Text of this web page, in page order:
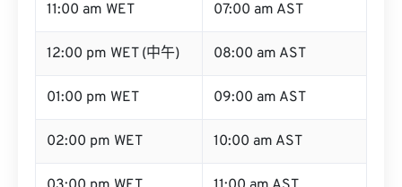
11:00 am WET 07:00 am AST
12:00 pm WET (中午) 08:00 am AST
01:00 pm WET 09:00 am AST
02:00 pm WET 10:00 am AST